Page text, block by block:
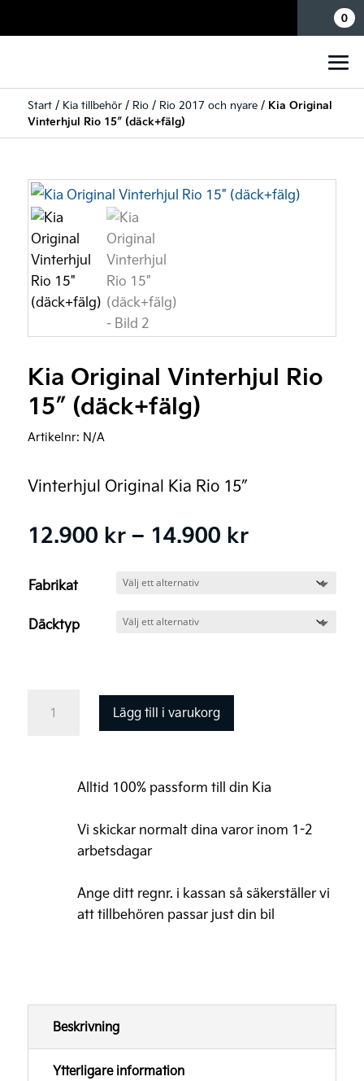
0
Start/ Kia tillbehör/ Rio/ Rio 2017 och nyare/ Kia Original
Vinterhjul Rio 15″ (däck+fälg)
Kia Original Vinterhjul Rio
15″ (däck+fälg)
Artikelnr: N/A
Vinterhjul Original Kia Rio 15″
12.900 kr – 14.900 kr
Fabrikat
Däcktyp
(däck+fälg)
Lägg till i varukorg
Alltid 100% passform till din Kia
Vi skickar normalt dina varor inom 1-2
arbetsdagar
Ange ditt regnr. i kassan så säkerställer vi
att tillbehören passar just din bil
Beskrivning
Ytterligare information